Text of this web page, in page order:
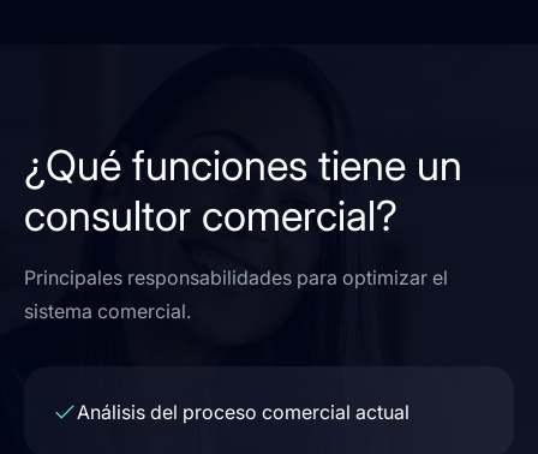
¿Qué funciones tiene un
consultor comercial?
Principales responsabilidades para optimizar el
sistema comercial.
Análisis del proceso comercial actual